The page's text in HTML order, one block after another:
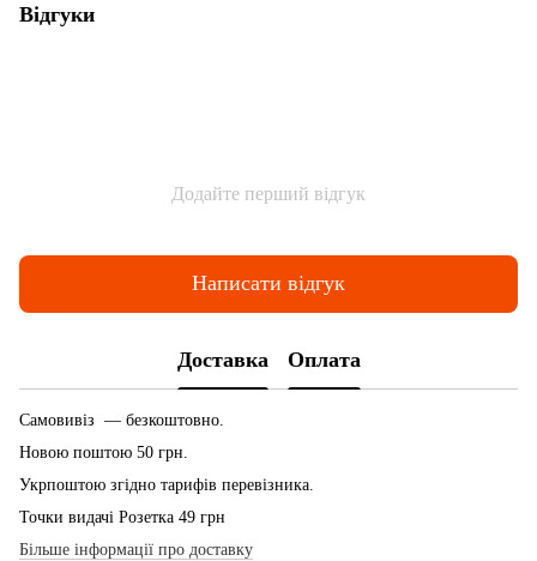
Відгуки
Додайте перший відгук
Написати відгук
Доставка Оплата
Самовивіз — безкоштовно.
Новою поштою 50 грн.
Укрпоштою згідно тарифів перевізника.
Точки видачі Розетка 49 грн
Більше інформації про доставку